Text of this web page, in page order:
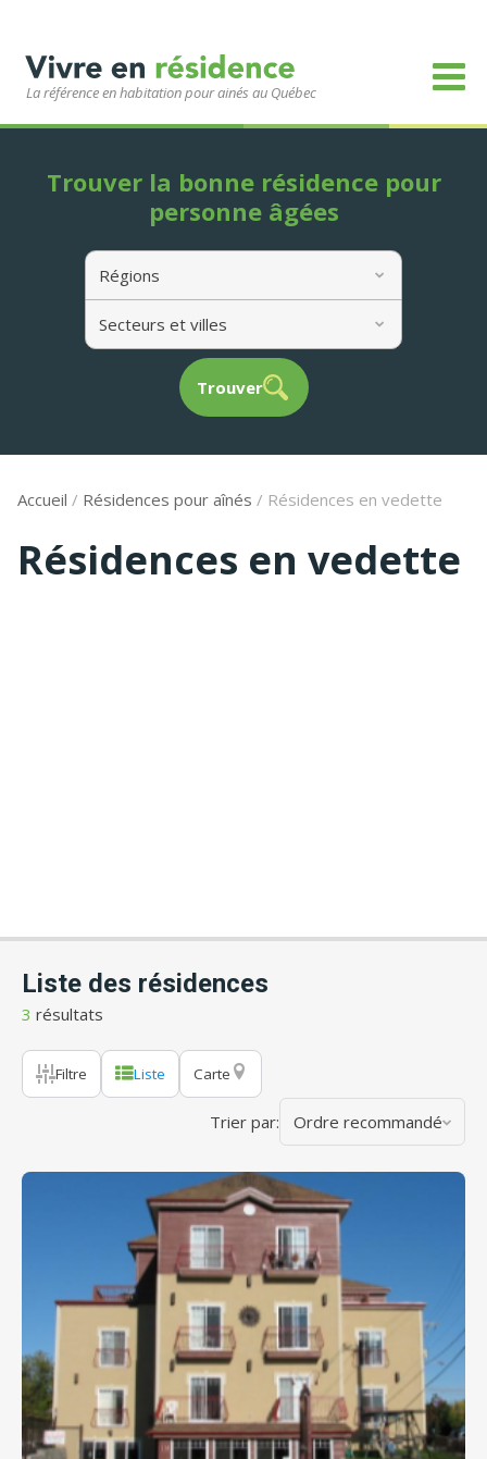
La référence en habitation pour ainés au Québec
Régions
Secteurs et villes
Trouver
Trouver la bonne résidence pour
personne âgées
Accueil / Résidences pour aînés / Résidences en vedette
Résidences en vedette
Liste des résidences
3 résultats
Filtre Liste Carte
Trier par: Ordre recommandé